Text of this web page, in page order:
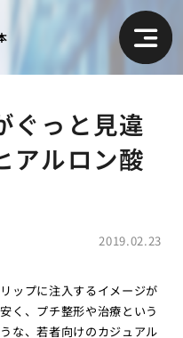
ぐっと見違
アルロン酸
2019.02.23
ップに注入するイメージが
く、プチ整形や治療という
な、若者向けのカジュアル